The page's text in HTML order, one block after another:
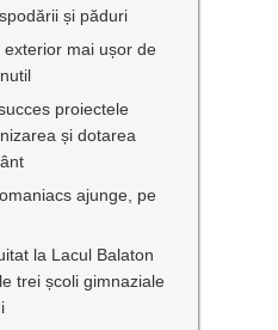
și păduri
mai ușor de
proiectele
și dotarea
ajunge, pe
la Lacul Balaton
trei școli gimnaziale